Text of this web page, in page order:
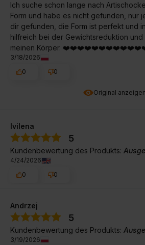
Original anzeigen
Ich suche schon lange nach
Form und habe es nicht gefunden, nur
dir gefunden, die Form ist perfekt und
hilfreich bei der Gewichtsreduktion
meinen Körper.
3/18/2026
0
0
Ivilena
5
Kundenbewertung des Produkts:
4/24/2026
0
0
Andrzej
5
Kundenbewertung des Produkts:
3/19/2026